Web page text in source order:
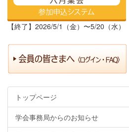
【終了】2026/5/1（金）〜5/20（水）
トップページ
学会事務局からのお知らせ